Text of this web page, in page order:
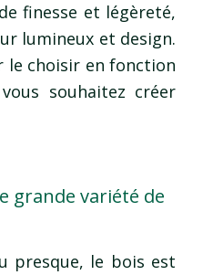
finesse et légèreté,
lumineux et design.
le choisir en fonction
souhaitez créer
grande variété de
presque, le bois est